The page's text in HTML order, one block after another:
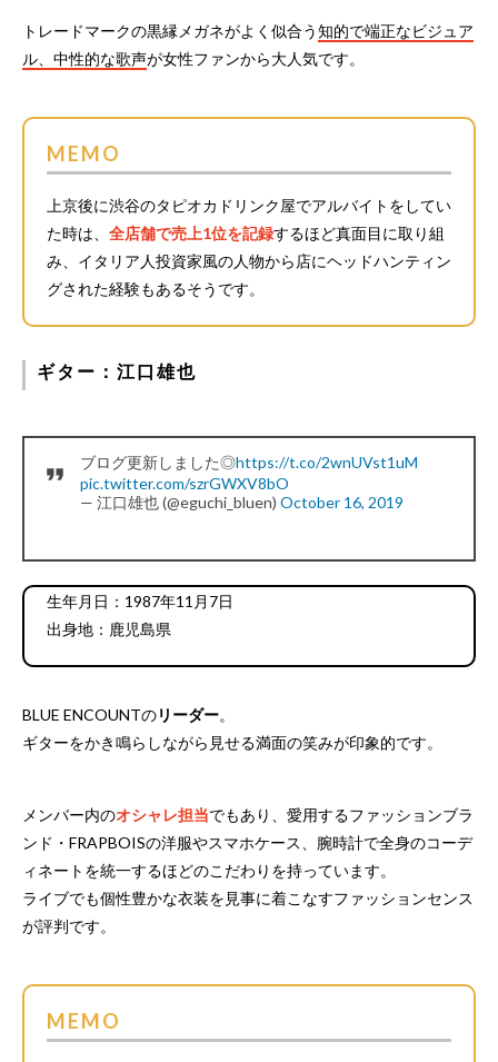
トレードマークの黒縁メガネがよく似合う知的で端正なビジュア
ル、中性的な歌声が女性ファンから大人気です。
MEMO
上京後に渋谷のタピオカドリンク屋でアルバイトをしてい
た時は、 全店舗で売上1位を記録するほど真面目に取り組
み、イタリア人投資家風の人物から店にヘッドハンティン
グされた経験もあるそうです。
ギター：江口雄也
ブログ更新しました◎https://t.co/2wnUVst1uM
pic.twitter.com/szrGWXV8bO
— 江口雄也 (@eguchi_bluen) October 16, 2019
生年月日：1987年11月7日
出身地：鹿児島県
BLUE ENCOUNTのリーダー。
ギターをかき鳴らしながら見せる満面の笑みが印象的です。
メンバー内のオシャレ担当でもあり、愛用するファッションブラ
ンド・FRAPBOISの洋服やスマホケース、腕時計で全身のコーデ
ィネートを統一するほどのこだわりを持っています。
ライブでも個性豊かな衣装を見事に着こなすファッションセンス
が評判です。
MEMO